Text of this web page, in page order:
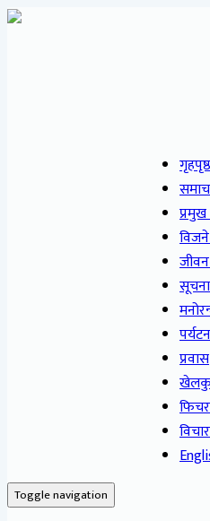
गृहपृष्ठ
सूचना
पर्यटन
प्रवास
फिचर
Toggle navigation